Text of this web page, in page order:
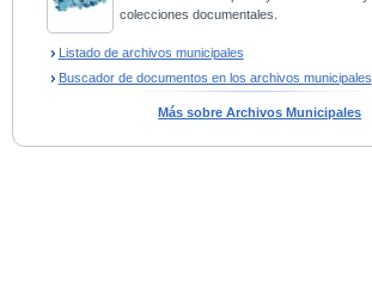
colecciones documentales.
Listado de archivos municipales
Buscador de documentos en los archivos municipales
Más sobre Archivos Municipales